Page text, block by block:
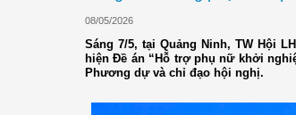
08/05/2026
Sáng 7/5, tại Quảng Ninh, TW Hội
hiện Đề án “Hỗ trợ phụ nữ khởi
Phương dự và chỉ đạo hội nghị.